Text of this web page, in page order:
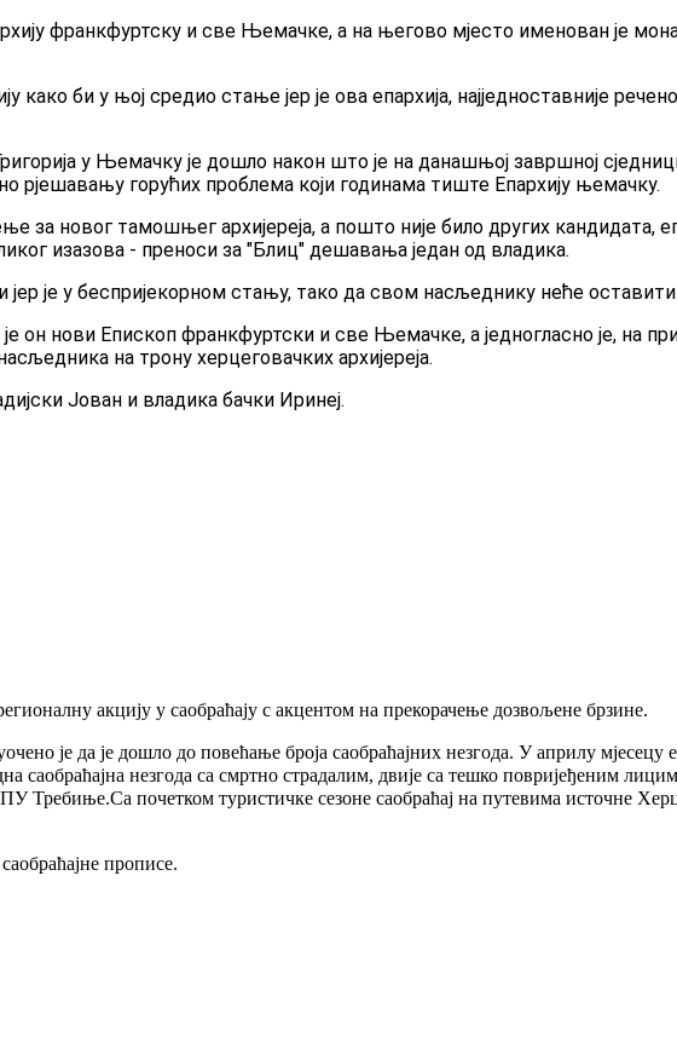
франкфуртску и све Њемачке, а на његово мјесто именован је
како би у њој средио стање јер је ова епархија, најједноставније
у Њемачку је дошло након што је на данашњој завршној
рјешавању горућих проблема који годинама тиште Епархију њемачку.
за новог тамошњег архијереја, а пошто није било других кандидата,
изазова - преноси за "Блиц" дешавања један од владика.
јер је у беспријекорном стању, тако да свом насљеднику неће
је он нови Епископ франкфуртски и све Њемачке, а једногласно је, на
на трону херцеговачких архијереја.
Јован и владика бачки Иринеј.
акцију у саобраћају с акцентом на прекорачење дозвољене брзине.
је да је дошло до повећање броја саобраћајних незгода. У априлу мјесецу
саобраћајна незгода са смртно страдалим, двије са тешко повријеђеним
Требиње.Са почетком туристичке сезоне саобраћај на путевима источне
прописе.